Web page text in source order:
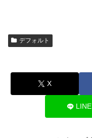
デフォルト
X
LINE